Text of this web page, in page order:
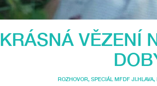
KRÁSNÁ VĚZENÍ
ROZHOVOR, SPECIÁL MFDF JI.HLAVA,